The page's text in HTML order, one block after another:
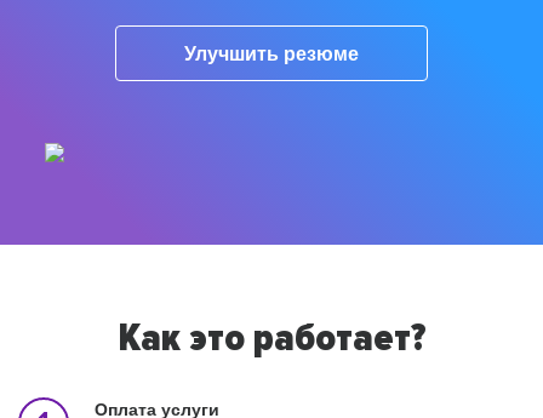
Улучшить резюме
Как это работает?
Оплата услуги